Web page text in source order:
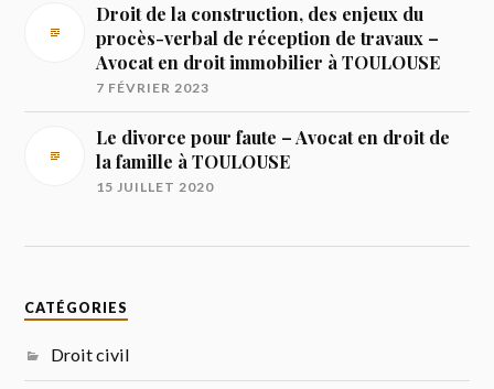
Droit de la construction, des enjeux du
procès-verbal de réception de travaux –
Avocat en droit immobilier à TOULOUSE
7 FÉVRIER 2023
Le divorce pour faute – Avocat en droit de
la famille à TOULOUSE
15 JUILLET 2020
CATÉGORIES
Droit civil